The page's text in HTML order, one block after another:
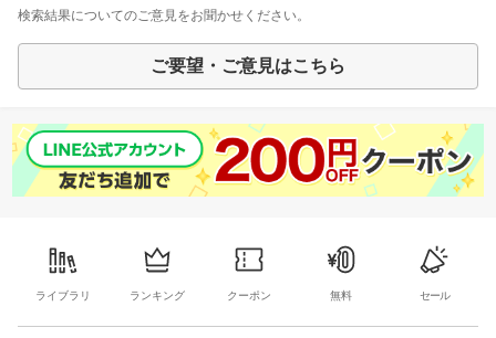
検索結果についてのご意見をお聞かせください。
ご要望・ご意見はこちら
ライブラリ ランキング クーポン 無料 セール